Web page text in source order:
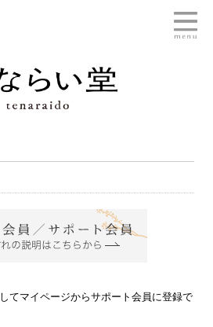
してマイページからサポート会員に登録で